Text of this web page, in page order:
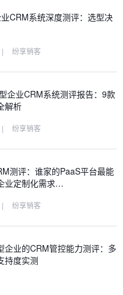
CRM系统深度测评：选型决
| 纷享销客
企业CRM系统测评报告：9款
解析
| 纷享销客
测评：谁家的PaaS平台最能
业定制化需求…
| 纷享销客
企业的CRM管控能力测评：多
持度实测